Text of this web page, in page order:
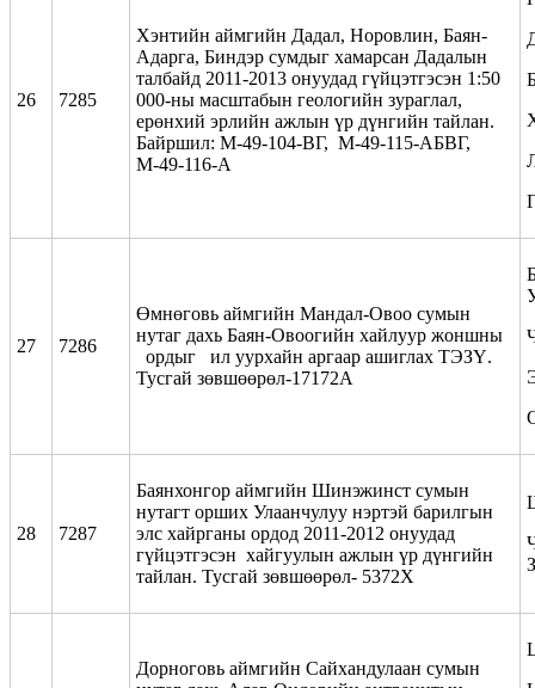
26 7285
Хэнтийн аймгийн Дадал, Норовлин, Баян-
Адарга, Биндэр сумдыг хамарсан Дадалын
талбайд 2011-2013 онуудад гүйцэтгэсэн 1:50
000-ны масштабын геологийн зураглал,
ерөнхий эрлийн ажлын үр дүнгийн тайлан.
Байршил: М-49-104-ВГ, М-49-115-АБВГ,
М-49-116-А
27 7286
Өмнөговь аймгийн Мандал-Овоо сумын
нутаг дахь Баян-Овоогийн хайлуур жоншны
ордыг ил уурхайн аргаар ашиглах ТЭЗҮ.
Тусгай зөвшөөрөл-17172А
28 7287
Баянхонгор аймгийн Шинэжинст сумын
нутагт орших Улаанчулуу нэртэй барилгын
элс хайрганы ордод 2011-2012 онуудад
гүйцэтгэсэн хайгуулын ажлын үр дүнгийн
тайлан. Тусгай зөвшөөрөл- 5372Х
Дорноговь аймгийн Сайхандулаан сумын